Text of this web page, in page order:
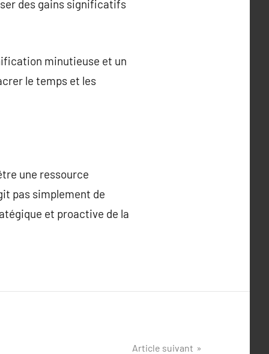
des gains significatifs
minutieuse et un
le temps et les
une ressource
pas simplement de
et proactive de la
Article suivant